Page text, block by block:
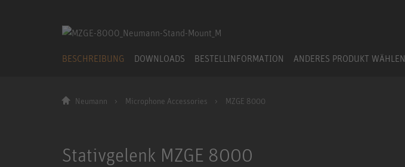
BESCHREIBUNG DOWNLOADS BESTELLINFORMATION ANDERES PRODUKT WÄHLEN
Neumann Microphone Accessories MZGE 8000
Stativgelenk MZGE 8000